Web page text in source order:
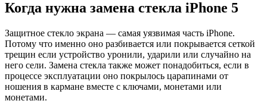
Когда нужна замена стекла iPhone 5
Защитное стекло экрана — самая уязвимая часть iPhone.
Потому что именно оно разбивается или покрывается сеткой
трещин если устройство уронили, ударили или случайно на
него сели. Замена стекла также может понадобиться, если в
процессе эксплуатации оно покрылось царапинами от
ношения в кармане вместе с ключами, монетами или
монетами.